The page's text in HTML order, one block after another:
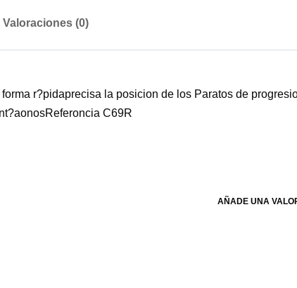
Valoraciones (0)
r?pidaprecisa la posicion de los Paratos de
C69R
AÑADE UNA